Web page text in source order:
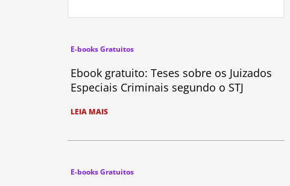
E-books Gratuitos
Ebook gratuito: Teses sobre os Juizados
Especiais Criminais segundo o STJ
LEIA MAIS
E-books Gratuitos